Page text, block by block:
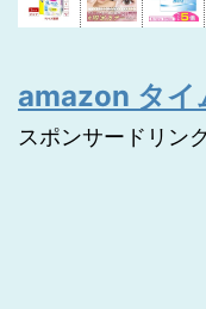
amazon タイ
スポンサードリンク